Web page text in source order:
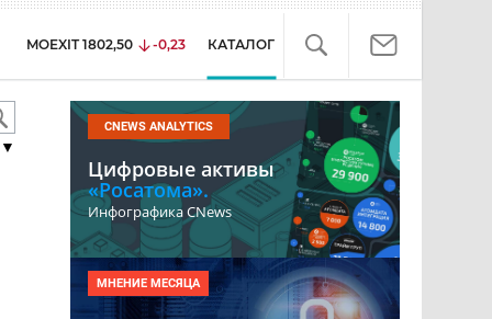
MOEXIT 1802,50 -0,23 КАТАЛОГ
CNEWS ANALYTICS
Цифровые активы
«Росатома».
Инфографика CNews
МНЕНИЕ МЕСЯЦА